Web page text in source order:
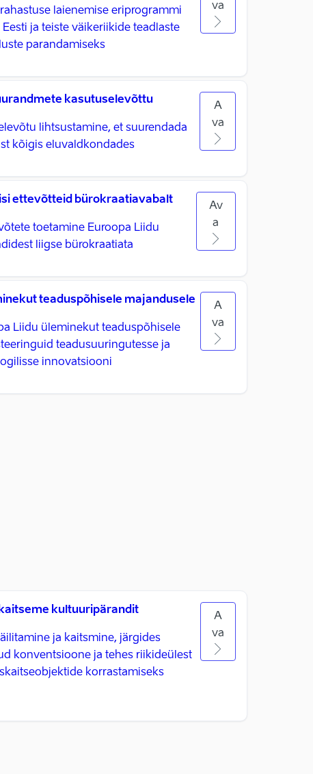
laienemise eriprogrammi
ja teiste väikeriikide teadlaste
parandamiseks
va
kasutuselevõttu
lihtsustamine, et suurendada
kõigis eluvaldkondades
A
va
ettevõtteid bürokraatiavabalt
toetamine Euroopa Liidu
liigse bürokraatiata
Av
a
teaduspõhisele majandusele
Liidu üleminekut teaduspõhisele
teadusuuringutesse ja
innovatsiooni
A
va
kultuuripärandit
ja kaitsmine, järgides
konventsioone ja tehes riikideülest
korrastamiseks
A
va